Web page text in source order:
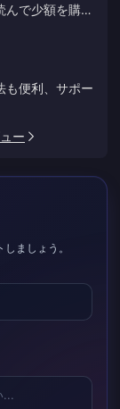
んで少額を購入
も便利、サポー
ー
ましょう。